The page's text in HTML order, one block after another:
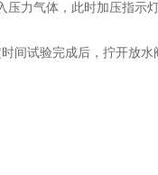
力气体，此时加压指示灯
试验完成后，拧开放水